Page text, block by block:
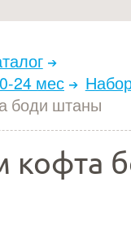
24 мес
боди штаны
кофта